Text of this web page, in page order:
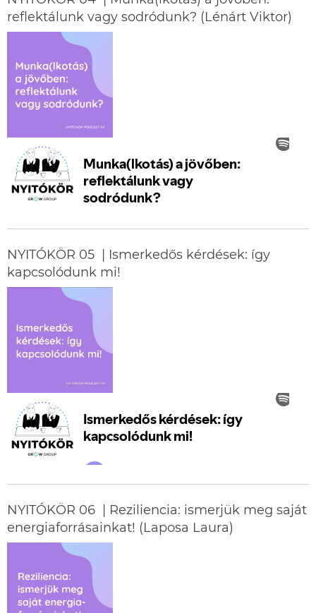
reflektálunk vagy sodródunk? (Lénárt Viktor)
NYITÓKÖR 05 | Ismerkedős kérdések: így
kapcsolódunk mi!
NYITÓKÖR 06 | Reziliencia: ismerjük meg saját
energiaforrásainkat! (Laposa Laura)